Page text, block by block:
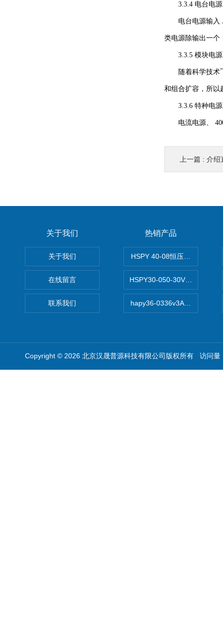
3.3.4 电台电源
电台电源输入
类电源除输出一个
3.3.5 模块电源
随着科学技术飞
和组合扩容，所以
3.3.6 特种电源
电流电源、
上一篇 : 介绍
关于我们
关于我们
在线留言
联系我们
热销产品
HSPY 40-08恒压恒流恒功率
HSPY30-050-30V/-05A可调
hapy36-0336v3A高精度小型
Copyright © 2026 北京汉晟普源科技有限公司版权所有 访问量